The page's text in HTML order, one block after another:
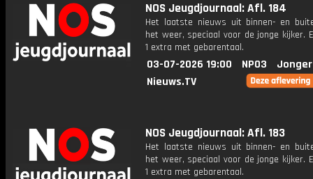
NOS Jeugdjournaal: Afl. 184
Het laatste nieuws uit binnen- en
het weer, speciaal voor de jonge kijker.
1 extra met gebarentaal.
03-07-2026 19:00 NPO3
Nieuws.TV
NOS Jeugdjournaal: Afl. 183
Het laatste nieuws uit binnen- en
het weer, speciaal voor de jonge kijker.
1 extra met gebarentaal.